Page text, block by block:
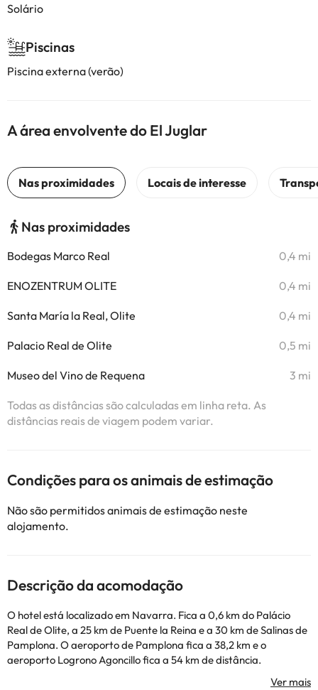
Solário
Piscinas
Piscina externa (verão)
A área envolvente do El Juglar
Nas proximidades
Bodegas Marco Real 0,4 mi
ENOZENTRUM OLITE 0,4 mi
Santa María la Real, Olite 0,4 mi
Palacio Real de Olite 0,5 mi
Museo del Vino de Requena 3 mi
Todas as distâncias são calculadas em linha reta. As
distâncias reais de viagem podem variar.
Condições para os animais de estimação
Não são permitidos animais de estimação neste
alojamento.
Descrição da acomodação
O hotel está localizado em Navarra. Fica a 0,6 km do Palácio
Real de Olite, a 25 km de Puente la Reina e a 30 km de Salinas de
Pamplona. O aeroporto de Pamplona fica a 38,2 km e o
aeroporto Logrono Agoncillo fica a 54 km de distância.
Alguns dos serviços listados podem ser extras a serem pagos no